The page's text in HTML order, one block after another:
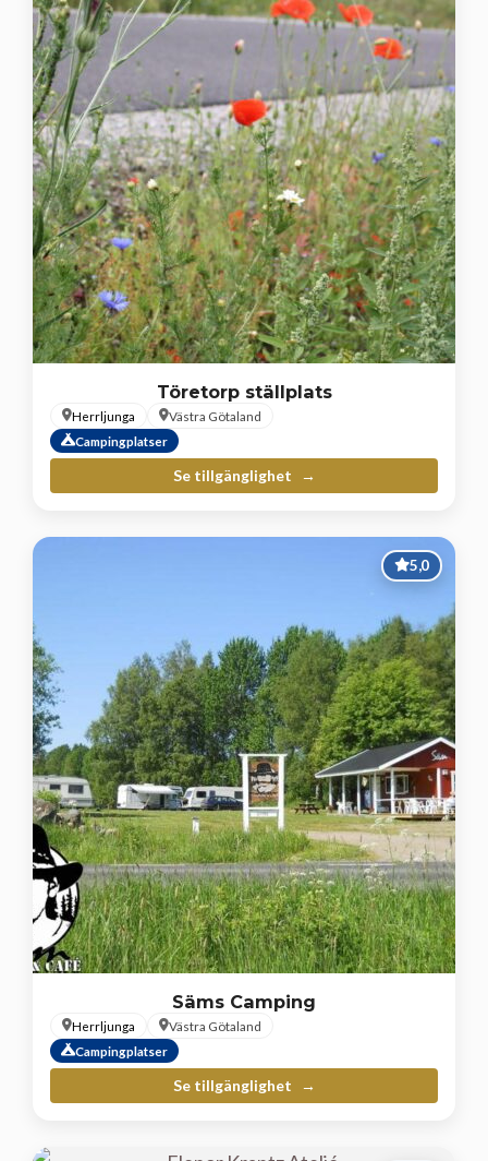
Töretorp ställplats
Herrljunga
Västra Götaland
Campingplatser
Se tillgänglighet
5,0
Säms Camping
Herrljunga
Västra Götaland
Campingplatser
Se tillgänglighet